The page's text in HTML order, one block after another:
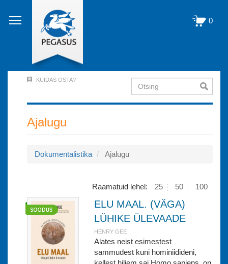
edasi
põhisisu
0
Account
Menu
out)
KUIDAS OSTA? Otsing
Ajalugu
Dokumentalistika Ajalugu
Raamatuid lehel: 25 50 100
ELU MAAL. (VÄGA)
LÜHIKE ÜLEVAADE
HENRY GEE
Alates neist esimestest
sammudest kuni hominiidideni,